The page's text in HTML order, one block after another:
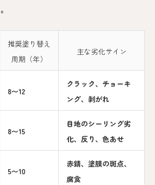
推奨塗り替え
周期（年）
主な劣化サイン
8〜12
クラック、チョーキ
ング、剥がれ
8〜15
目地のシーリング劣
化、反り、色あせ
5〜10
赤錆、塗膜の斑点、
腐食